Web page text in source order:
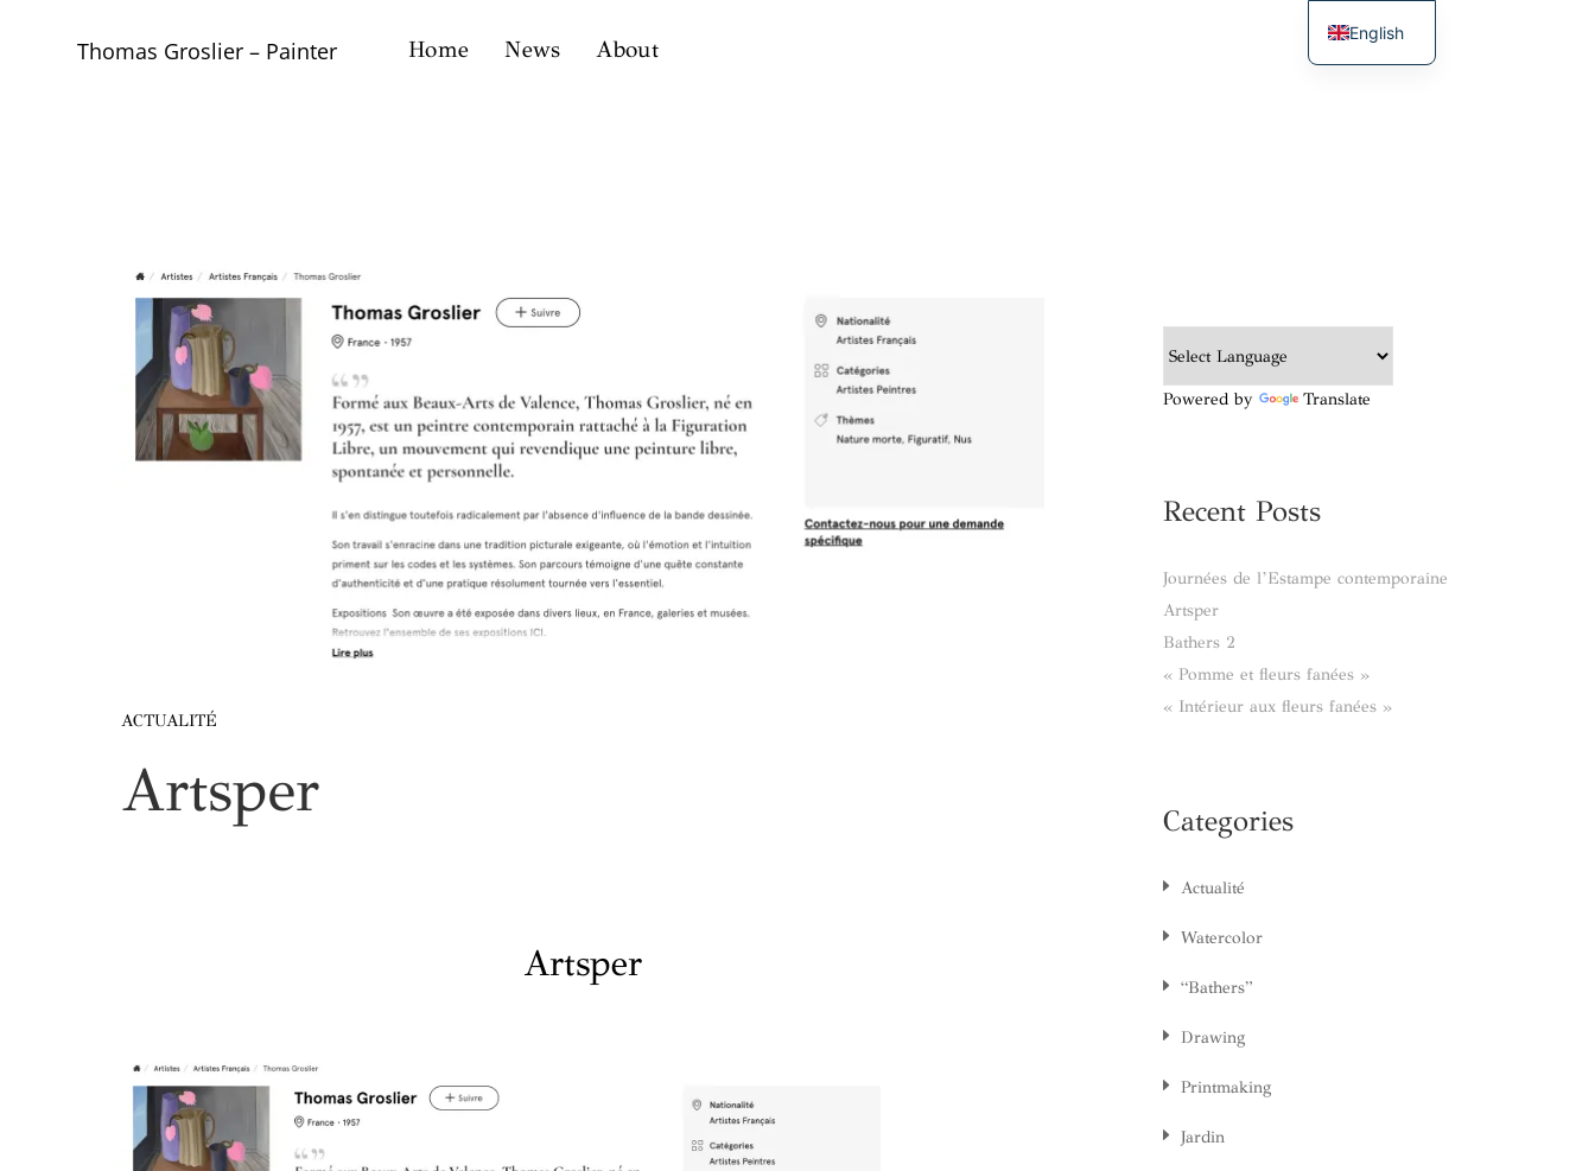
Thomas Groslier – Painter Home News About
ACTUALITÉ
Artsper
Artsper
Powered by Translate
Recent Posts
Journées de l’Estampe contemporaine
Artsper
Bathers 2
« Pomme et fleurs fanées »
« Intérieur aux fleurs fanées »
Categories
Actualité
Watercolor
“Bathers”
Drawing
Printmaking
Jardin
English
French